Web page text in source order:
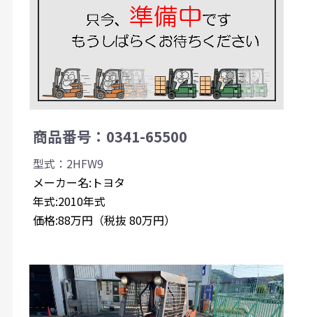
商品番号：0341-65500
型式：2HFW9
メーカー名:トヨタ
年式:2010年式
価格:88万円（税抜 80万円）